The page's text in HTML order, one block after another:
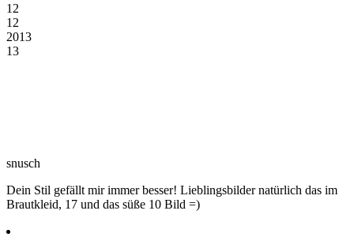
12
12
2013
13
snusch
Dein Stil gefällt mir immer besser! Lieblingsbilder natürlich das im
Brautkleid, 17 und das süße 10 Bild =)